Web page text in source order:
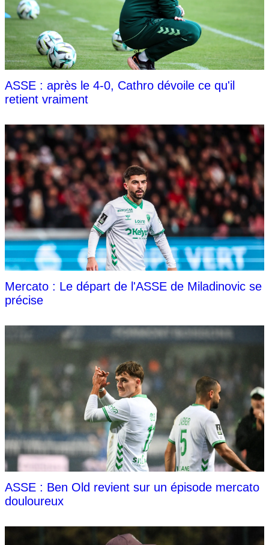
ASSE : après le 4-0, Cathro dévoile ce qu'il
retient vraiment
Mercato : Le départ de l'ASSE de Miladinovic se
précise
ASSE : Ben Old revient sur un épisode mercato
douloureux